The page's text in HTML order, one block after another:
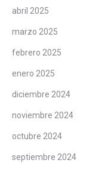
abril 2025
marzo 2025
febrero 2025
enero 2025
diciembre 2024
noviembre 2024
octubre 2024
septiembre 2024